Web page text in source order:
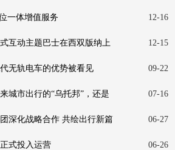
一体增值服务 12-16
互动主题巴士在西双版纳上
12-15
无轨电车的优势被看见 09-22
城市出行的“乌托邦”，还是
07-16
深化战略合作 共绘出行新篇 06-27
式投入运营 06-26